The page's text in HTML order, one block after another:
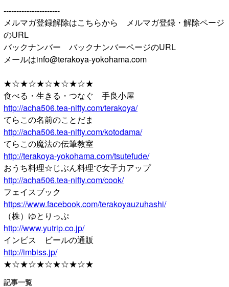
----------------------
メルマガ登録解除はこちらから メルマガ登録・解除ページ
のURL
バックナンバー バックナンバーページのURL
メールはinfo@terakoya-yokohama.com
★☆★☆★☆★☆★☆★
食べる・生きる・つなぐ 手良小屋
http://acha506.tea-nifty.com/terakoya/
てらこの名前のことだま
http://acha506.tea-nifty.com/kotodama/
てらこの魔法の伝筆教室
http://terakoya-yokohama.com/tsutefude/
おうち料理☆じぶん料理で女子力アップ
http://acha506.tea-nifty.com/cook/
フェイスブック
https://www.facebook.com/terakoyauzuhashi/
（株）ゆとりっぷ
http://www.yutrip.co.jp/
インビス ビールの通販
http://imbiss.jp/
★☆★☆★☆★☆★☆★
記事一覧